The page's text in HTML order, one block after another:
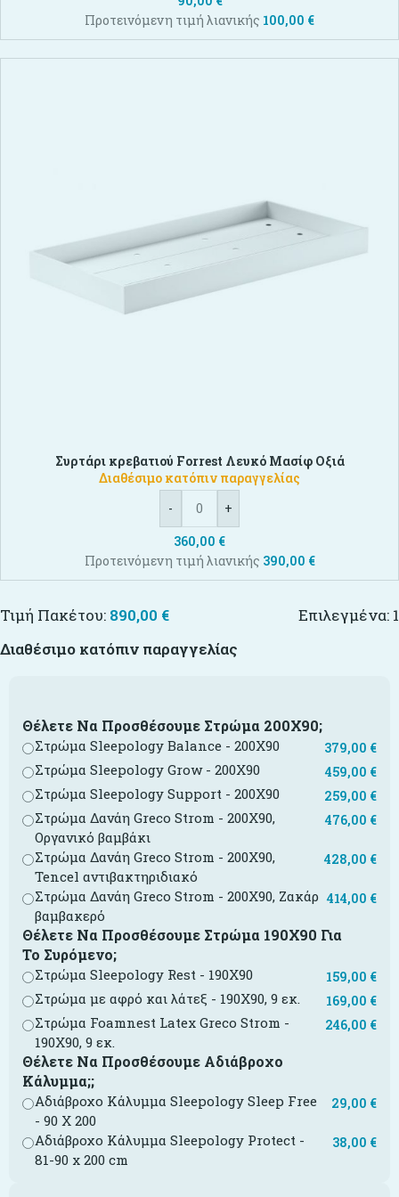
Προτεινόμενη τιμή λιανικής 100,00 €
Συρτάρι κρεβατιού Forrest Λευκό Μασίφ Οξιά
Διαθέσιμο κατόπιν παραγγελίας
-
+
360,00 €
Προτεινόμενη τιμή λιανικής 390,00 €
Τιμή Πακέτου: 890,00 € Επιλεγμένα: 1
Διαθέσιμο κατόπιν παραγγελίας
Θέλετε Να Προσθέσουμε Στρώμα 200Χ90;
Στρώμα Sleepology Balance - 200X90 379,00 €
Στρώμα Sleepology Grow - 200X90 459,00 €
Στρώμα Sleepology Support - 200X90 259,00 €
Στρώμα Δανάη Greco Strom - 200X90,
Οργανικό βαμβάκι
476,00 €
Στρώμα Δανάη Greco Strom - 200X90,
Tencel αντιβακτηριδιακό
428,00 €
Στρώμα Δανάη Greco Strom - 200X90, Ζακάρ
βαμβακερό
414,00 €
Θέλετε Να Προσθέσουμε Στρώμα 190Χ90 Για
Το Συρόμενο;
Στρώμα Sleepology Rest - 190X90 159,00 €
Στρώμα με αφρό και λάτεξ - 190X90, 9 εκ. 169,00 €
Στρώμα Foamnest Latex Greco Strom -
190X90, 9 εκ.
246,00 €
Θέλετε Να Προσθέσουμε Αδιάβροχο
Κάλυμμα;;
Αδιάβροχο Κάλυμμα Sleepology Sleep Free
- 90 Χ 200
29,00 €
Αδιάβροχο Κάλυμμα Sleepology Protect -
81-90 x 200 cm
38,00 €